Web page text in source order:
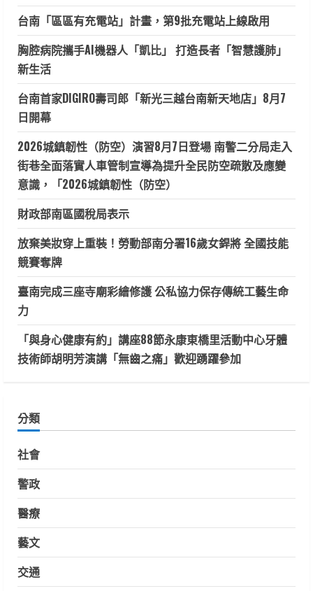
台南「區區有充電站」計畫，第9批充電站上線啟用
胸腔病院攜手AI機器人「凱比」 打造長者「智慧護肺」
新生活
台南首家DIGIRO壽司郎「新光三越台南新天地店」8月7
日開幕
2026城鎮韌性（防空）演習8月7日登場 南警二分局走入
街巷全面落實人車管制宣導為提升全民防空疏散及應變
意識，「2026城鎮韌性（防空）
財政部南區國稅局表示
放棄美妝穿上重裝！勞動部南分署16歲女銲將 全國技能
競賽奪牌
臺南完成三座寺廟彩繪修護 公私協力保存傳統工藝生命
力
「與身心健康有約」講座88節永康東橋里活動中心牙體
技術師胡明芳演講「無齒之痛」歡迎踴躍參加
分類
社會
警政
醫療
藝文
交通